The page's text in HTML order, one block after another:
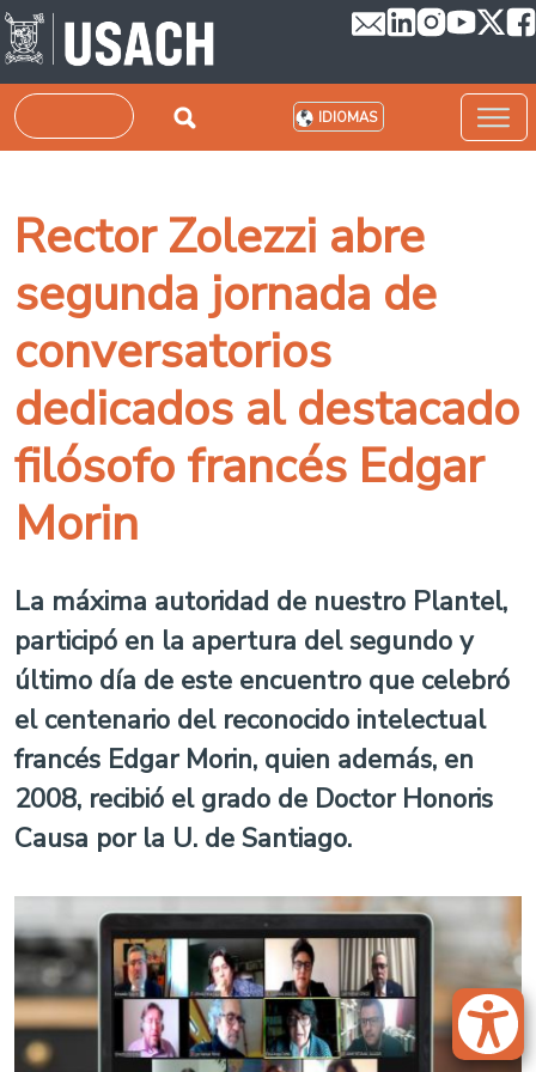
Pasar al contenido principal
Buscar IDIOMAS
Rector Zolezzi abre
segunda jornada de
conversatorios
dedicados al destacado
filósofo francés Edgar
Morin
La máxima autoridad de nuestro Plantel,
participó en la apertura del segundo y
último día de este encuentro que celebró
el centenario del reconocido intelectual
francés Edgar Morin, quien además, en
2008, recibió el grado de Doctor Honoris
Causa por la U. de Santiago.